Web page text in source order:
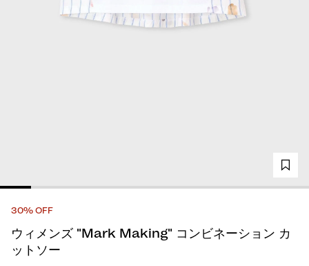
30% OFF
ウィメンズ "Mark Making" コンビネーション カ
ットソー